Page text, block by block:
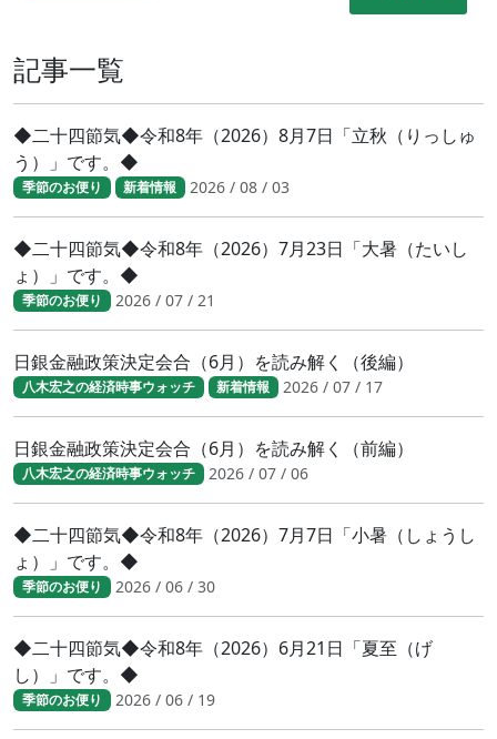
記事一覧
◆二十四節気◆令和8年（2026）8月7日「立秋（りっしゅ
う）」です。◆
季節のお便り 新着情報 2026 / 08 / 03
◆二十四節気◆令和8年（2026）7月23日「大暑（たいし
ょ）」です。◆
季節のお便り 2026 / 07 / 21
日銀金融政策決定会合（6月）を読み解く（後編）
八木宏之の経済時事ウォッチ 新着情報 2026 / 07 / 17
日銀金融政策決定会合（6月）を読み解く（前編）
八木宏之の経済時事ウォッチ 2026 / 07 / 06
◆二十四節気◆令和8年（2026）7月7日「小暑（しょうし
ょ）」です。◆
季節のお便り 2026 / 06 / 30
◆二十四節気◆令和8年（2026）6月21日「夏至（げ
し）」です。◆
季節のお便り 2026 / 06 / 19